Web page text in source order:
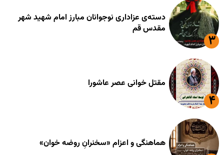
دسته‌ی عزاداری نوجوانان مبارز امام شهید شهر
مقدس قم
مقتل خوانی عصر عاشورا
هماهنگی و اعزام «سخنرانِ روضه خوان»